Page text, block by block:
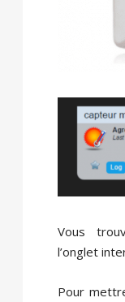
Vous
l’onglet
Pour